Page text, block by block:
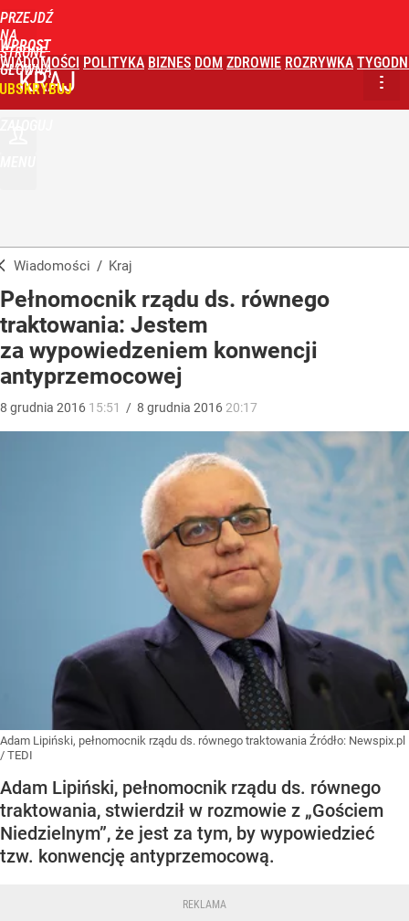
PRZEJDŹ
NA
STRONĘ
GŁÓWNĄ
WPROST
WIADOMOŚCI POLITYKA BIZNES DOM ZDROWIE ROZRYWKA
KRAJ
Wiadomości / Kraj
Pełnomocnik rządu ds. równego
traktowania: Jestem
za wypowiedzeniem konwencji
antyprzemocowej
8 grudnia 2016 15:51 / 8 grudnia 2016 20:17
Adam Lipiński, pełnomocnik rządu ds. równego traktowania Źródło: Newspix.pl
/ TEDI
Adam Lipiński, pełnomocnik rządu ds. równego
traktowania, stwierdził w rozmowie z „Gościem
Niedzielnym”, że jest za tym, by wypowiedzieć
tzw. konwencję antyprzemocową.